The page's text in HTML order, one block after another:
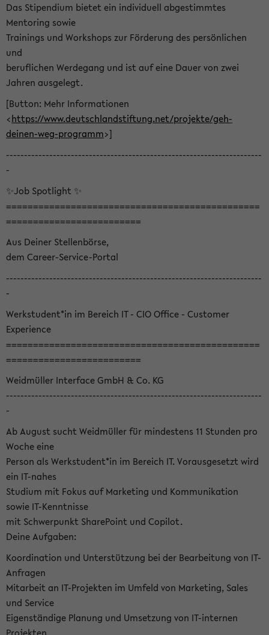
Das Stipendium bietet ein individuell abgestimmtes
Mentoring sowie
Trainings und Workshops zur Förderung des persönlichen
und
beruflichen Werdegang und ist auf eine Dauer von zwei
Jahren ausgelegt.
[Button: Mehr Informationen
<https://www.deutschlandstiftung.net/projekte/geh-
deinen-weg-programm>]
-----------------------------------------------------------------------
-
✨Job Spotlight ✨
===============================================
=========================
Aus Deiner Stellenbörse,
dem Career-Service-Portal
-----------------------------------------------------------------------
-
Werkstudent*in im Bereich IT - CIO Office - Customer
Experience
===============================================
=========================
Weidmüller Interface GmbH & Co. KG
-----------------------------------------------------------------------
-
Ab August sucht Weidmüller für mindestens 11 Stunden pro
Woche eine
Person als Werkstudent*in im Bereich IT. Vorausgesetzt wird
ein IT-nahes
Studium mit Fokus auf Marketing und Kommunikation
sowie IT-Kenntnisse
mit Schwerpunkt SharePoint und Copilot.
Deine Aufgaben:
Koordination und Unterstützung bei der Bearbeitung von IT-
Anfragen
Mitarbeit an IT-Projekten im Umfeld von Marketing, Sales
und Service
Eigenständige Planung und Umsetzung von IT-internen